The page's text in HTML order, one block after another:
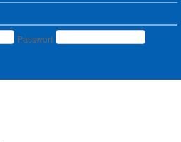
Passwort